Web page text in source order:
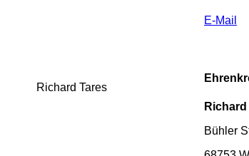
E-Mail
Richard Tares
Bühler